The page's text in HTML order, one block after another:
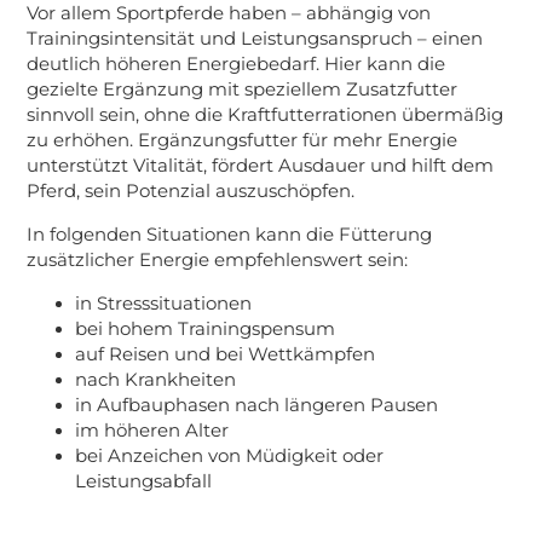
Vor allem Sportpferde haben – abhängig von
Trainingsintensität und Leistungsanspruch – einen
deutlich höheren Energiebedarf. Hier kann die
gezielte Ergänzung mit speziellem Zusatzfutter
sinnvoll sein, ohne die Kraftfutterrationen übermäßig
zu erhöhen. Ergänzungsfutter für mehr Energie
unterstützt Vitalität, fördert Ausdauer und hilft dem
Pferd, sein Potenzial auszuschöpfen.
In folgenden Situationen kann die Fütterung
zusätzlicher Energie empfehlenswert sein:
in Stresssituationen
bei hohem Trainingspensum
auf Reisen und bei Wettkämpfen
nach Krankheiten
in Aufbauphasen nach längeren Pausen
im höheren Alter
bei Anzeichen von Müdigkeit oder
Leistungsabfall